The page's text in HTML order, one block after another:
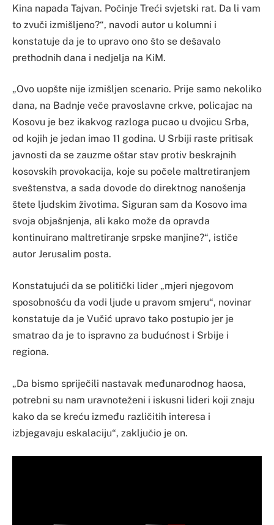
Kina napada Tajvan. Počinje Treći svjetski rat. Da li vam
to zvuči izmišljeno?“, navodi autor u kolumni i
konstatuje da je to upravo ono što se dešavalo
prethodnih dana i nedjelja na KiM.
„Ovo uopšte nije izmišljen scenario. Prije samo nekoliko
dana, na Badnje veče pravoslavne crkve, policajac na
Kosovu je bez ikakvog razloga pucao u dvojicu Srba,
od kojih je jedan imao 11 godina. U Srbiji raste pritisak
javnosti da se zauzme oštar stav protiv beskrajnih
kosovskih provokacija, koje su počele maltretiranjem
sveštenstva, a sada dovode do direktnog nanošenja
štete ljudskim životima. Siguran sam da Kosovo ima
svoja objašnjenja, ali kako može da opravda
kontinuirano maltretiranje srpske manjine?“, ističe
autor Jerusalim posta.
Konstatujući da se politički lider „mjeri njegovom
sposobnošću da vodi ljude u pravom smjeru“, novinar
konstatuje da je Vučić upravo tako postupio jer je
smatrao da je to ispravno za budućnost i Srbije i
regiona.
„Da bismo spriječili nastavak međunarodnog haosa,
potrebni su nam uravnoteženi i iskusni lideri koji znaju
kako da se kreću između različitih interesa i
izbjegavaju eskalaciju“, zaključio je on.